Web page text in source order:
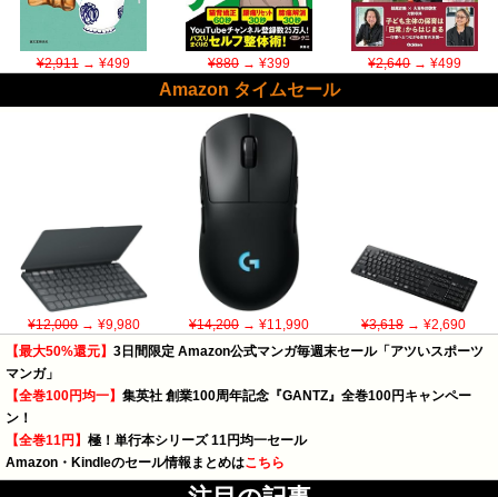
¥2,911→ ¥499 ¥880→ ¥399 ¥2,640→ ¥499
Amazon タイムセール
¥12,000→ ¥9,980 ¥14,200→ ¥11,990 ¥3,618→ ¥2,690
【最大50%還元】 3日間限定 Amazon公式マンガ毎週末セール「アツいスポーツ
マンガ」
【全巻100円均一】 集英社 創業100周年記念『GANTZ』全巻100円キャンペー
ン！
【全巻11円】 極！単行本シリーズ 11円均一セール
Amazon・Kindleのセール情報まとめはこちら